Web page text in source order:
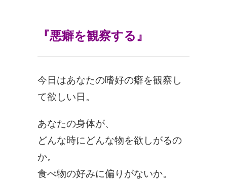
『悪癖を観察する』
今日はあなたの嗜好の癖を観察し
て欲しい日。
あなたの身体が、
どんな時にどんな物を欲しがるの
か。
食べ物の好みに偏りがないか。